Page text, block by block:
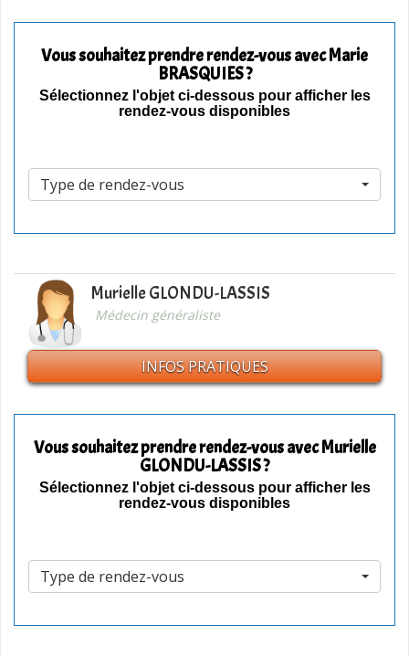
Vous souhaitez prendre rendez-vous avec Marie
BRASQUIES ?
Sélectionnez l'objet ci-dessous pour afficher les
rendez-vous disponibles
Type de rendez-vous
Murielle GLONDU-LASSIS
Médecin généraliste
INFOS PRATIQUES
Vous souhaitez prendre rendez-vous avec Murielle
GLONDU-LASSIS ?
Sélectionnez l'objet ci-dessous pour afficher les
rendez-vous disponibles
Type de rendez-vous